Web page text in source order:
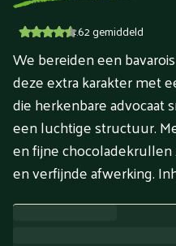
4.62gemiddeld
We bereiden een
deze extra karakter met
die herkenbare advocaat
een luchtige structuur.
en fijne
en verfijnde afwerking.